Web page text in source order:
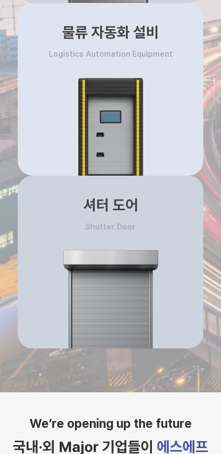
물류 자동화 설비
Logistics Automation Equipment
셔터 도어
Shutter Door
We’re opening up the future
국내·외 Major 기업들이 에스에프